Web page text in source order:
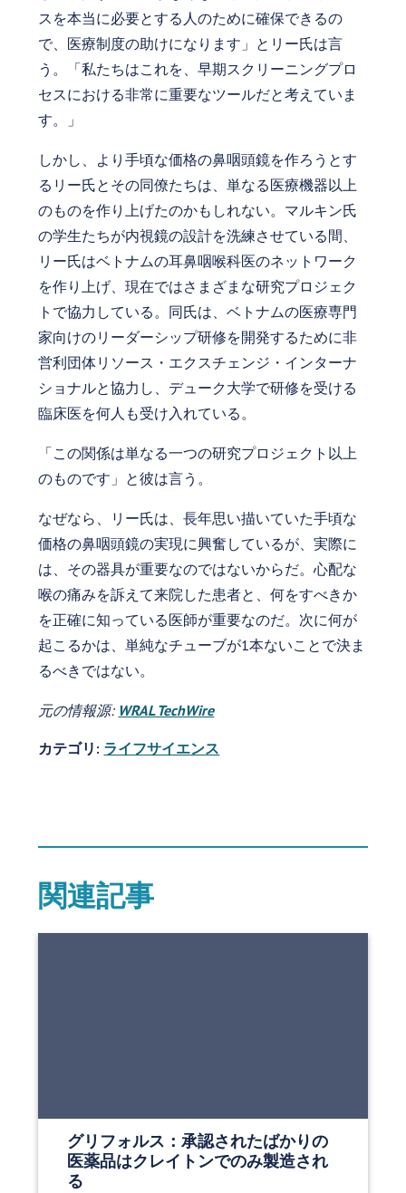
スを本当に必要とする人のために確保できるの
で、医療制度の助けになります」とリー氏は言
う。「私たちはこれを、早期スクリーニングプロ
セスにおける非常に重要なツールだと考えていま
す。」
しかし、より手頃な価格の鼻咽頭鏡を作ろうとす
るリー氏とその同僚たちは、単なる医療機器以上
のものを作り上げたのかもしれない。マルキン氏
の学生たちが内視鏡の設計を洗練させている間、
リー氏はベトナムの耳鼻咽喉科医のネットワーク
を作り上げ、現在ではさまざまな研究プロジェク
トで協力している。同氏は、ベトナムの医療専門
家向けのリーダーシップ研修を開発するために非
営利団体リソース・エクスチェンジ・インターナ
ショナルと協力し、デューク大学で研修を受ける
臨床医を何人も受け入れている。
「この関係は単なる一つの研究プロジェクト以上
のものです」と彼は言う。
なぜなら、リー氏は、長年思い描いていた手頃な
価格の鼻咽頭鏡の実現に興奮しているが、実際に
は、その器具が重要なのではないからだ。心配な
喉の痛みを訴えて来院した患者と、何をすべきか
を正確に知っている医師が重要なのだ。次に何が
起こるかは、単純なチューブが1本ないことで決ま
るべきではない。
元の情報源: WRAL TechWire
カテゴリ: ライフサイエンス
関連記事
グリフォルス：承認されたばかりの
医薬品はクレイトンでのみ製造され
る